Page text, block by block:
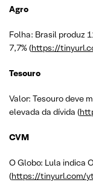
Agro
Folha: Brasil produz
7,7% (https://
Tesouro
Valor: Tesouro deve
elevada da dívida (
CVM
O Globo: Lula indica
(https://tinyurl.com/